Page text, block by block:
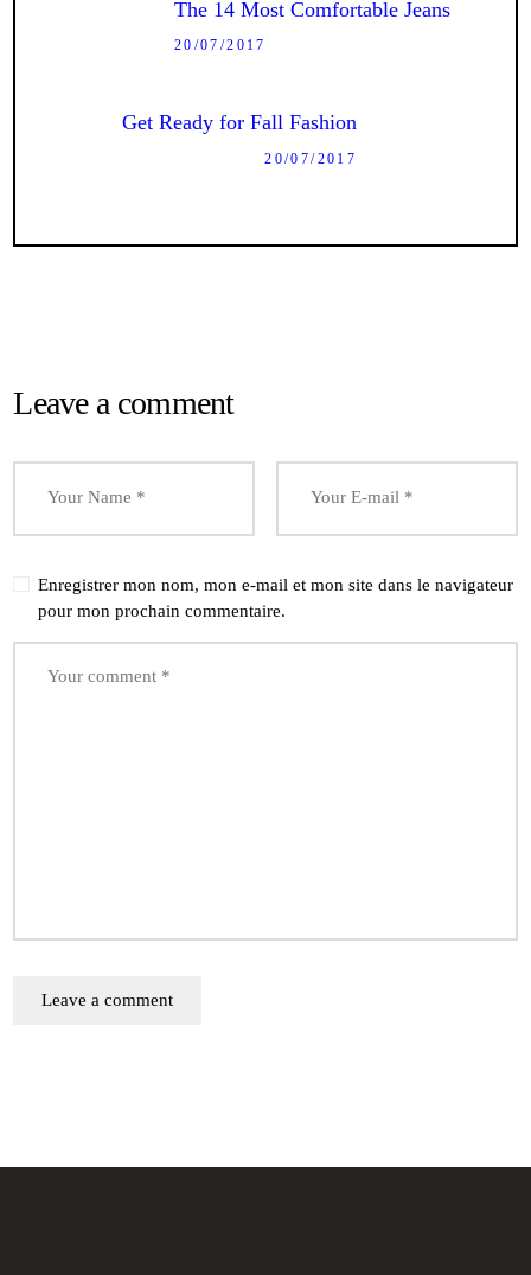
post:
The 14 Most Comfortable Jeans
20/07/2017
Get Ready for Fall Fashion
20/07/2017
Leave a comment
Enregistrer mon nom, mon e-mail et mon site dans le navigateur
pour mon prochain commentaire.